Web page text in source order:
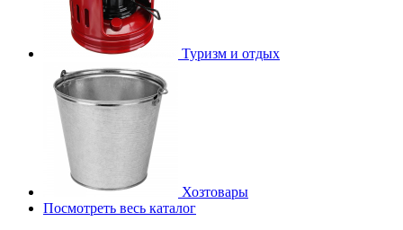
Туризм и отдых
Хозтовары
Посмотреть весь каталог